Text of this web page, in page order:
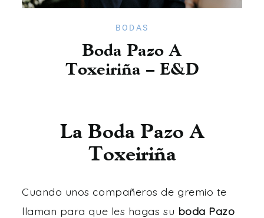
Contacto
BODAS
Boda Pazo A
Toxeiriña – E&D
La Boda Pazo A
Toxeiriña
Cuando unos compañeros de gremio te
llaman para que les hagas su boda Pazo